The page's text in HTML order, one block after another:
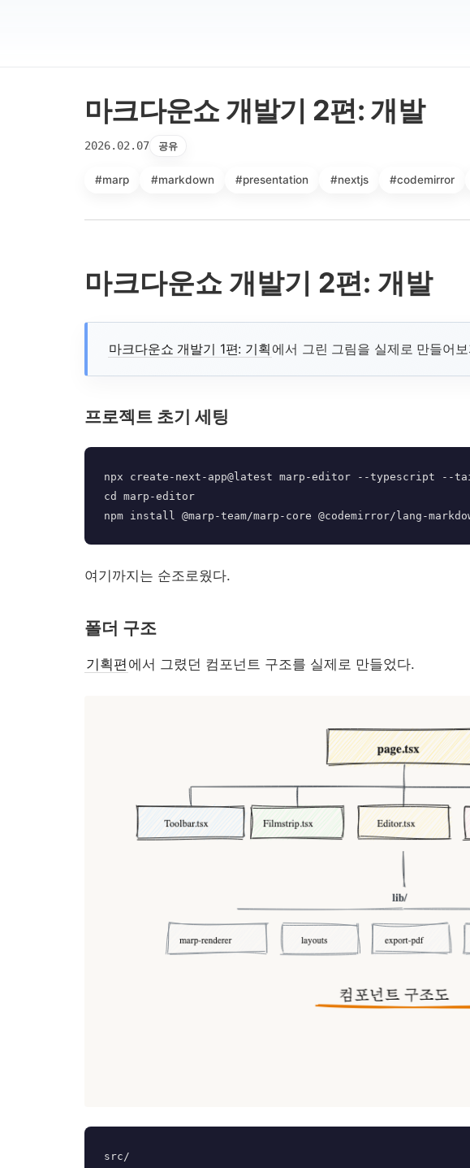
마크다운쇼 개발기 2편: 개발
2026.02.07 공유
#marp #markdown #presentation #nextjs #codemirror
마크다운쇼 개발기 2편: 개발
마크다운쇼 개발기 1편: 기획 에서 그린 그림을 실제로 만들어
프로젝트 초기 세팅
npx create-next-app@latest marp-editor --typescript --
cd marp-editor
여기까지는 순조로웠다.
폴더 구조
기획편 에서 그렸던 컴포넌트 구조를 실제로 만들었다.
src/